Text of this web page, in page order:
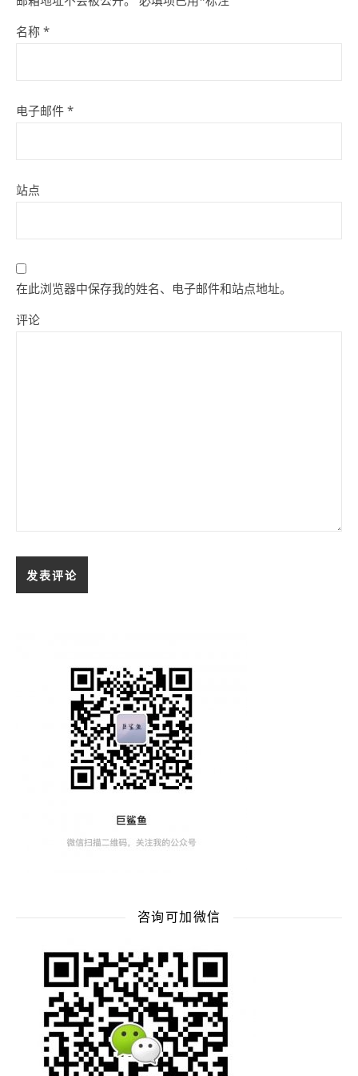
名称 *
电子邮件 *
站点
在此浏览器中保存我的姓名、电子邮件和站点地址。
评论
咨询可加微信